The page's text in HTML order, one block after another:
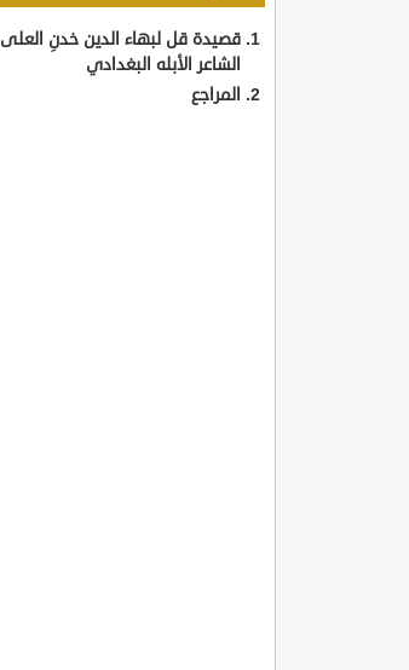
قصيدة قل لبهاء الدين خدنِ العلى
الشاعر الأبله البغدادي
المراجع